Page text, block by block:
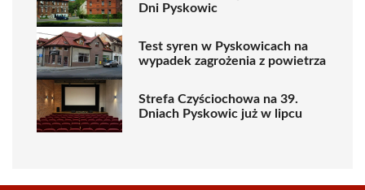
Dni Pyskowic
Test syren w Pyskowicach na
wypadek zagrożenia z powietrza
Strefa Czyściochowa na 39.
Dniach Pyskowic już w lipcu